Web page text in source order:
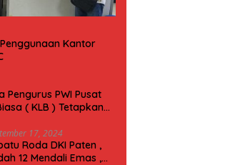
Kantor
Pengurus PWI Pusat
( KLB ) Tetapkan
17, 2024
Roda DKI Paten ,
12 Mendali Emas ,